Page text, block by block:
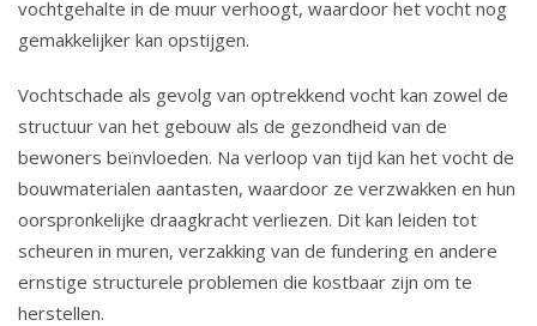
vochtgehalte in de muur verhoogt, waardoor het vocht nog
gemakkelijker kan opstijgen.
Vochtschade als gevolg van optrekkend vocht kan zowel de
structuur van het gebouw als de gezondheid van de
bewoners beïnvloeden. Na verloop van tijd kan het vocht de
bouwmaterialen aantasten, waardoor ze verzwakken en hun
oorspronkelijke draagkracht verliezen. Dit kan leiden tot
scheuren in muren, verzakking van de fundering en andere
ernstige structurele problemen die kostbaar zijn om te
herstellen.